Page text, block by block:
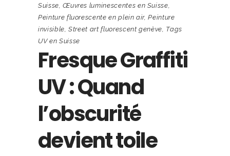
Suisse,Œuvres luminescentes en Suisse,
Peinture fluorescente en plein air,Peinture
invisible,Street art fluorescent genève, Tags
UV en Suisse
Fresque Graffiti
UV : Quand
l’obscurité
devient toile